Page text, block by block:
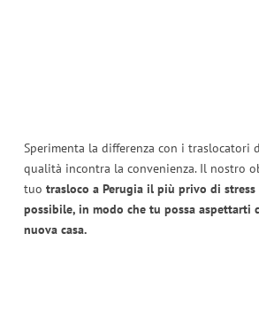
Sperimenta la differenza con i traslocatori
qualità incontra la convenienza. Il nostro
tuo trasloco a Perugia il più privo di stress
possibile, in modo che tu possa aspettarti
nuova casa.